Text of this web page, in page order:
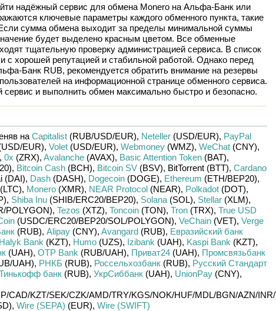
надёжный сервис для обмена Moneroна Альфа-Банкили
ключевые параметры каждого обменного пункта, такие
сумма обмена выходит за пределы минимальной суммы
будет выделено красным цветом. Все обменные
тщательную проверку администрацией сервиса. В список
с хорошей репутацией и стабильной работой. Однако перед
Банк RUB, рекомендуется обратить внимание на резервы
на информационной странице обменного сервиса.
и выполнить обмен максимально быстро и безопасно.
на Capitalist(RUB/USD/EUR), Neteller(USD/EUR), PayPal
EUR), Volet(USD/EUR), Webmoney(WMZ), WeChat(CNY),
, 0x (ZRX), Avalanche(AVAX), Basic Attention Token(BAT),
, Bitcoin Cash(BCH), Bitcoin SV(BSV), BitTorrent (BTT), Cardano
(DAI), Dash(DASH), Dogecoin(DOGE), Ethereum (ETH/BEP20),
, Monero(XMR), NEAR Protocol(NEAR), Polkadot(DOT),
, Shiba Inu(SHIB/ERC20/BEP20), Solana(SOL), Stellar(XLM),
POLYGON), Tezos (XTZ), Toncoin(TON), Tron(TRX), True USD
(USDC/ERC20/BEP20/SOL/POLYGON), VeChain(VET), Verge
(RUB), Alipay(CNY), Avangard(RUB), Евразийский банк
Halyk Bank (KZT), Humo(UZS), Izibank (UAH), Kaspi Bank (KZT),
(UAH), OTP Bank (RUB/UAH), Приват24(UAH), Промсвязьбанк
UAH), РНКБ (RUB), Россельхозбанк(RUB), Русский Стандарт
банк(RUB), УкрСиббанк(UAH), UnionPay(CNY),
CAD/KZT/SEK/CZK/AMD/TRY/KGS/NOK/HUF/MDL/BGN/AZN/INR/
, Wire (SEPA) (EUR), Wire (SWIFT)